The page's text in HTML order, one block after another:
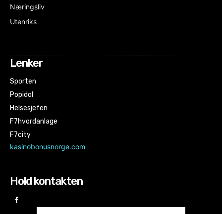
Næringsliv
Utenriks
Lenker
Sporten
Popidol
Helsesjefen
F7hvordanlage
F7city
kasinobonusnorge.com
Hold kontakten